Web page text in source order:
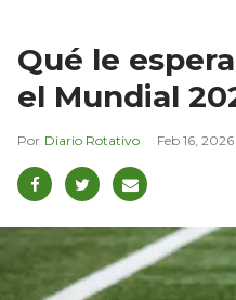
Qué le
el Mundial
Diario Rotativo Feb 16, 2026